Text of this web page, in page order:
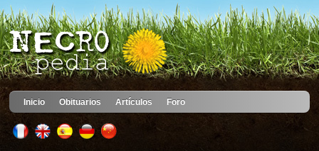
Inicio Obituarios Artículos Foro